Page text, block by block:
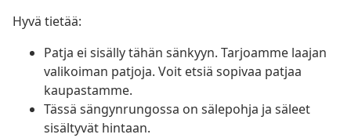
Hyvä tietää:
Patja ei sisälly tähän sänkyyn. Tarjoamme laajan
valikoiman patjoja. Voit etsiä sopivaa patjaa
kaupastamme.
Tässä sängynrungossa on sälepohja ja säleet
sisältyvät hintaan.